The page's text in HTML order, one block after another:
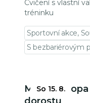
Cvičení s vlastní
tréninku
Sportovní akce,
S bezbariérovým
Mladá
So 15. 8.